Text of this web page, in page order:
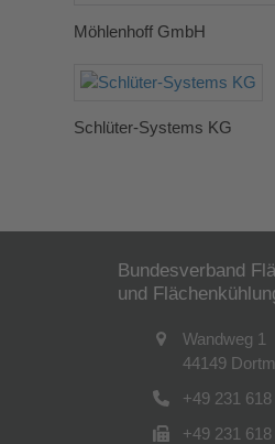
Möhlenhoff GmbH
Schlüter-Systems KG
Bundesverband
und
Wandweg 1
44149
+49 231
+49 231